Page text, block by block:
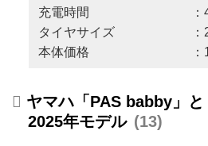
充電時間 ：4.5
タイヤサイズ ：20
本体価格 ：18万
ヤマハ「PAS babby」
2025年モデル
13